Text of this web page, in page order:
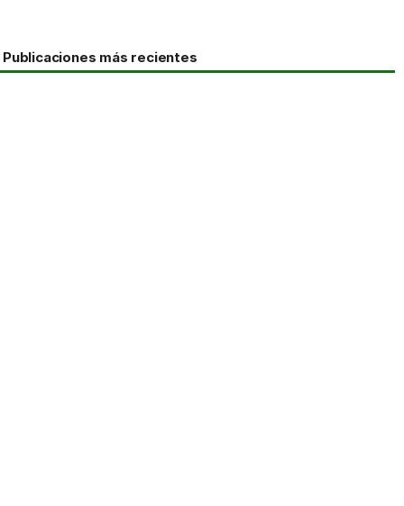
Publicaciones más recientes